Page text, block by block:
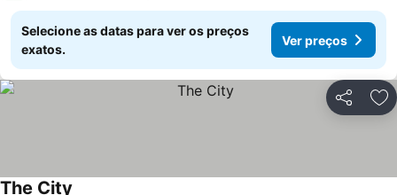
Selecione as datas para ver os preços
exatos.
Ver preços
Partilhar
The City